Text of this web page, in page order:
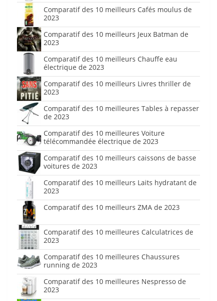
Comparatif des 10 meilleurs Cafés moulus de
2023
Comparatif des 10 meilleurs Jeux Batman de
2023
Comparatif des 10 meilleurs Chauffe eau
électrique de 2023
Comparatif des 10 meilleurs Livres thriller de
2023
Comparatif des 10 meilleures Tables à repasser
de 2023
Comparatif des 10 meilleures Voiture
télécommandée électrique de 2023
Comparatif des 10 meilleurs caissons de basse
voitures de 2023
Comparatif des 10 meilleurs Laits hydratant de
2023
Comparatif des 10 meilleurs ZMA de 2023
Comparatif des 10 meilleures Calculatrices de
2023
Comparatif des 10 meilleures Chaussures
running de 2023
Comparatif des 10 meilleures Nespresso de
2023